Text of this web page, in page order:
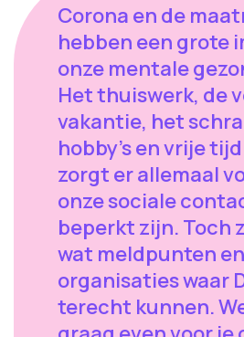
Corona en de
hebben een grote
onze mentale
Het thuiswerk, de
vakantie, het
hobby's en vrije
zorgt er allemaal
onze sociale
beperkt zijn. Toch
wat meldpunten en
organisaties waar
terecht kunnen.